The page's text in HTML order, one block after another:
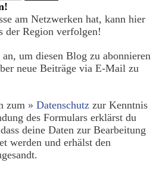
am Netzwerken hat, kann hier
der Region verfolgen!
um diesen Blog zu abonnieren
neue Beiträge via E-Mail zu
zum » Datenschutz zur Kenntnis
des Formulars erklärst du
deine Daten zur Bearbeitung
werden und erhälst den